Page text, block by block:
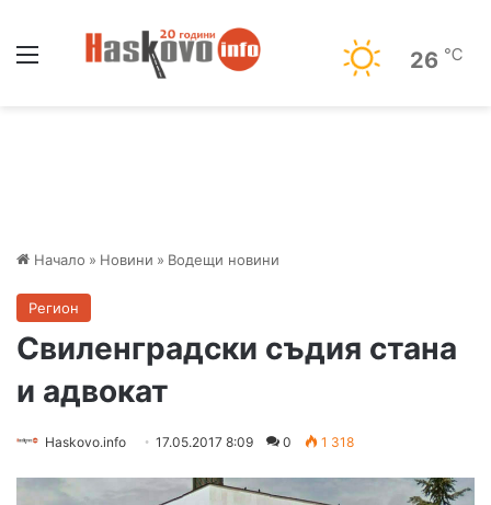
26 ℃
Начало » Новини » Водещи новини
Регион
Свиленградски съдия стана
и адвокат
Haskovo.info 17.05.2017 8:09 0 1 318